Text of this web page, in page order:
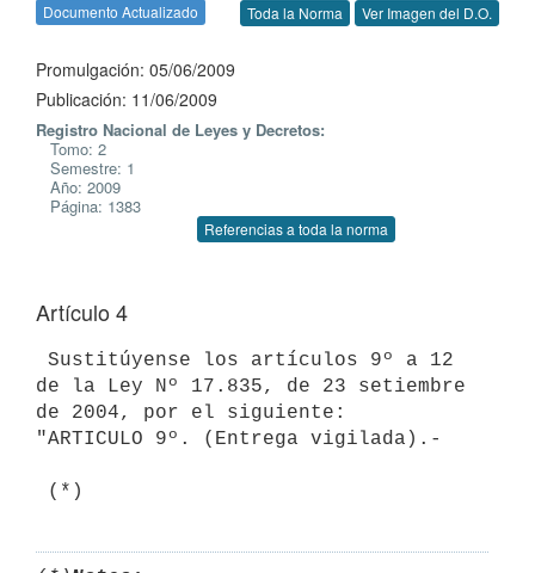
Documento Actualizado Toda la Norma Ver Imagen del D.O.
Promulgación: 05/06/2009
Publicación: 11/06/2009
Registro Nacional de Leyes y Decretos:
Tomo: 2
Semestre: 1
Año: 2009
Página: 1383
Referencias a toda la norma
Artículo 4
de la Ley Nº 17.835, de 23 setiembre
de 2004, por el siguiente:
"ARTICULO 9º. (Entrega vigilada).-
(*)